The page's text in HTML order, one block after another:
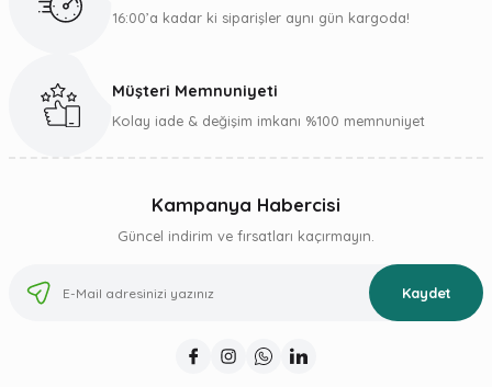
Gönder
16:00’a kadar ki siparişler aynı gün kargoda!
Müşteri Memnuniyeti
Kolay iade & değişim imkanı %100 memnuniyet
Kampanya Habercisi
Güncel indirim ve fırsatları kaçırmayın.
Kaydet